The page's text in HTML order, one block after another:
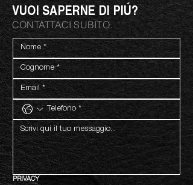
VUOI SAPERNE DI PIÚ?
CONTATTACI SUBITO.
PRIVACY